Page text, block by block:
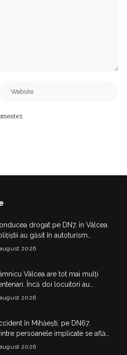
drogat pe DN7, în Vâlcea.
au găsit în autoturism
și substanțe suspecte
2026
Vâlcea are tot mai mulți
Încă doi locuitori au
100 de ani în doar câteva zile
2026
în Mihăești, pe DN67.
persoanele implicate se află
doi copii2026